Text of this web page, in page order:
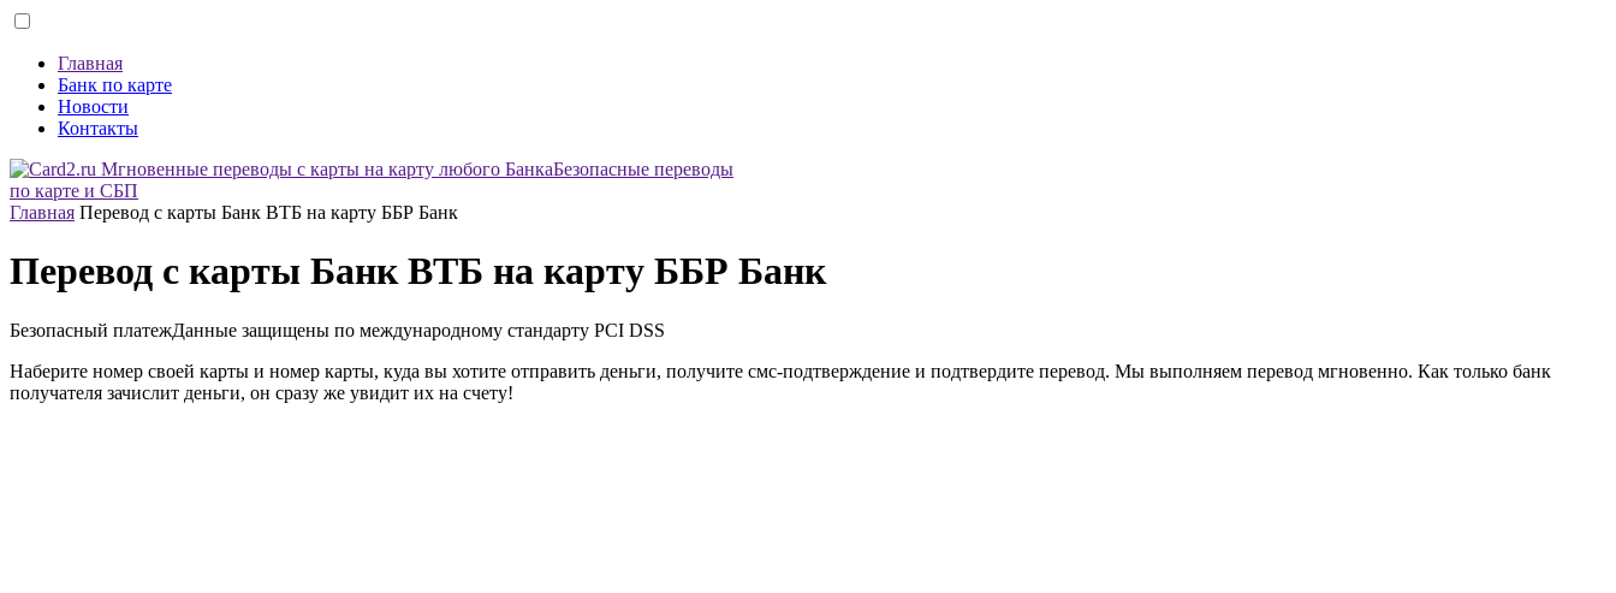
Главная
Банк по карте
Новости
Контакты
Безопасные переводы
по карте и СБП
Главная Перевод с карты Банк ВТБ на карту ББР Банк
Перевод с карты Банк ВТБ на карту ББР Банк
Безопасный платежДанные защищены по международному стандарту PCI DSS
Наберите номер своей карты и номер карты, куда вы хотите отправить деньги, получите смс-подтверждение и подтвердите перевод. Мы выполняем перевод мгновенно. Как только банк
получателя зачислит деньги, он сразу же увидит их на счету!